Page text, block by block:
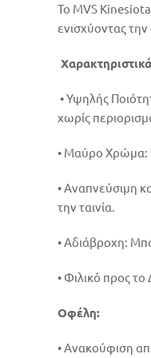
Το MVS
ενισχύοντας
• Υψηλής
χωρίς
• Μαύρο Χρώμα:
• Αναπνεύσιμη
την ταινία.
• Αδιάβροχη:
• Φιλικό προς
Οφέλη:
• Aνακούφιση